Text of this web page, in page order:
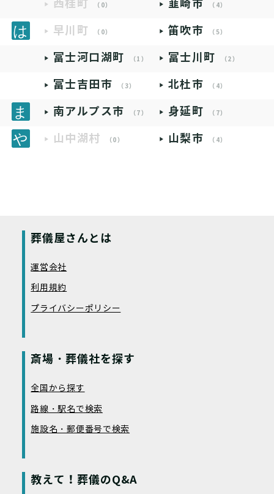
西桂町 （0） 韮崎市 （4）
早川町 （0） 笛吹市 （5）
富士河口湖町 （1） 富士川町 （2）
富士吉田市 （3） 北杜市 （4）
南アルプス市 （7） 身延町 （7）
山中湖村 （0） 山梨市 （4）
葬儀屋さんとは
運営会社
利用規約
プライバシーポリシー
斎場・葬儀社を探す
全国から探す
路線・駅名で検索
施設名・郵便番号で検索
教えて！葬儀のQ&A